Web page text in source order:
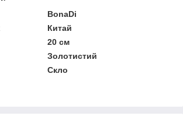
BonaDi
Китай
20 см
Золотистий
Скло